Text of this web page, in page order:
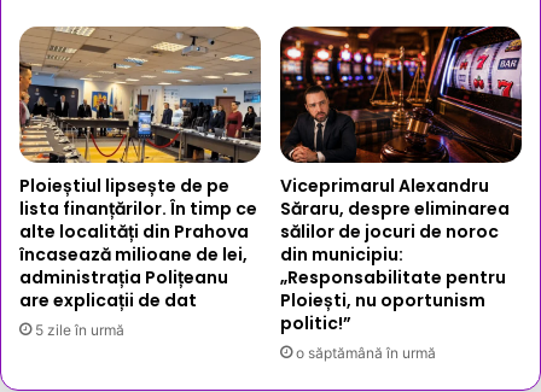
Ploieștiul lipsește de pe
lista finanțărilor. În timp ce
alte localități din Prahova
încasează milioane de lei,
administrația Polițeanu
are explicații de dat
5 zile în urmă
Viceprimarul Alexandru
Săraru, despre eliminarea
sălilor de jocuri de noroc
din municipiu:
„Responsabilitate pentru
Ploiești, nu oportunism
politic!”
o săptămână în urmă